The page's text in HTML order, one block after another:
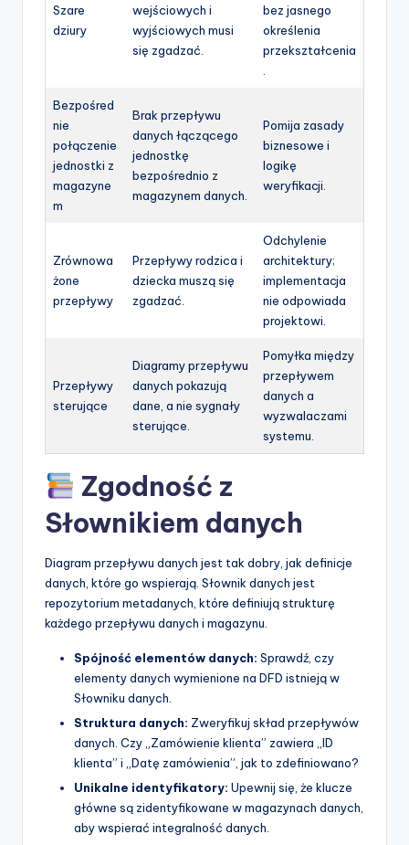
Szare
dziury
wejściowych i
wyjściowych musi
się zgadzać.
bez jasnego
określenia
przekształcenia
Bezpośred
nie
połączenie
jednostki z
magazyne
m
Brak przepływu
danych łączącego
jednostkę
bezpośrednio z
magazynem danych.
Pomija zasady
biznesowe i
logikę
weryfikacji.
Zrównowa
żone
przepływy
Przepływy rodzica i
dziecka muszą się
zgadzać.
Odchylenie
architektury;
implementacja
nie odpowiada
projektowi.
Przepływy
sterujące
Diagramy przepływu
danych pokazują
dane, a nie sygnały
sterujące.
Pomyłka między
przepływem
danych a
wyzwalaczami
systemu.
Zgodność z
Słownikiem danych
Diagram przepływu danych jest tak dobry, jak definicje
danych, które go wspierają. Słownik danych jest
repozytorium metadanych, które definiują strukturę
każdego przepływu danych i magazynu.
Spójność elementów danych: Sprawdź, czy
elementy danych wymienione na DFD istnieją w
Słowniku danych.
Struktura danych: Zweryfikuj skład przepływów
danych. Czy „Zamówienie klienta” zawiera „ID
klienta” i „Datę zamówienia”, jak to zdefiniowano?
Unikalne identyfikatory: Upewnij się, że klucze
główne są zidentyfikowane w magazynach danych,
aby wspierać integralność danych.